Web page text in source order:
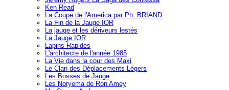
Ken Read
La Coupe de l'America par Ph. BRIAND
La Fin de la Jauge IOR
La jauge et les dériveurs lestés
La Jauge IOR
Lapins Rapides
L'architecte de l'année 1985
La Vie dans la cour des Maxi
Le Clan des Déplacements Légers
Les Bosses de Jauge
Les Noryema de Ron Amey